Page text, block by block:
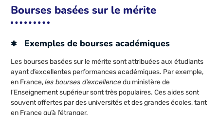
Bourses basées sur le mérite
Exemples de bourses académiques
Les bourses basées sur le mérite sont attribuées aux étudiants
ayant d’excellentes performances académiques. Par exemple,
en France,les bourses d’excellencedu ministère de
l’Enseignement supérieur sont très populaires. Ces aides sont
souvent offertes par des universités et des grandes écoles, tant
en France qu’à l’étranger.